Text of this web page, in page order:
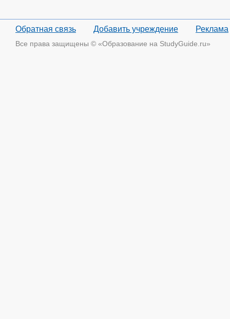
Обратная связь Добавить учреждение Реклама
Все права защищены © «Образование на StudyGuide.ru»